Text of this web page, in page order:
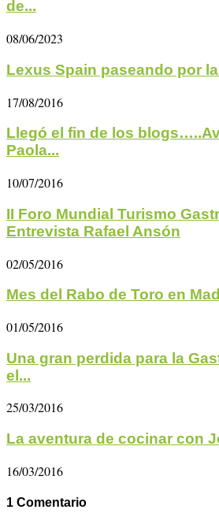
de...
08/06/2023
Lexus Spain paseando por
17/08/2016
Llegó el fin de los
Paola...
10/07/2016
II Foro Mundial Turismo
Entrevista Rafael Ansón
02/05/2016
Mes del Rabo de Toro en
01/05/2016
Una gran perdida para la
el...
25/03/2016
La aventura de cocinar con
16/03/2016
1 Comentario